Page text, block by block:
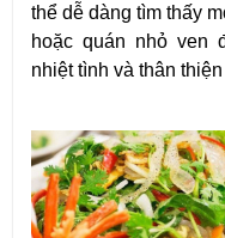
thể dễ dàng tìm thấy
hoặc quán nhỏ ven
nhiệt tình và thân thiện